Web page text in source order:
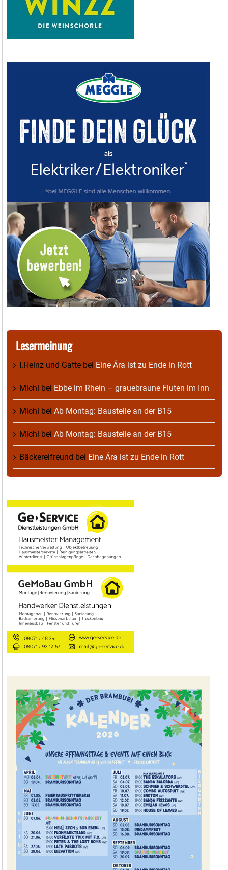
Lesermeinung
I.Heinz und Gatte bei Eine Ära ist zu Ende in Rott
Michl bei Ebbe im Rhein – grauebraune Fluten im Inn
Michl bei Ab Montag: Baustelle an der B15
Michl bei Ab Montag: Baustelle an der B15
Bäckereifreund bei Eine Ära ist zu Ende in Rott